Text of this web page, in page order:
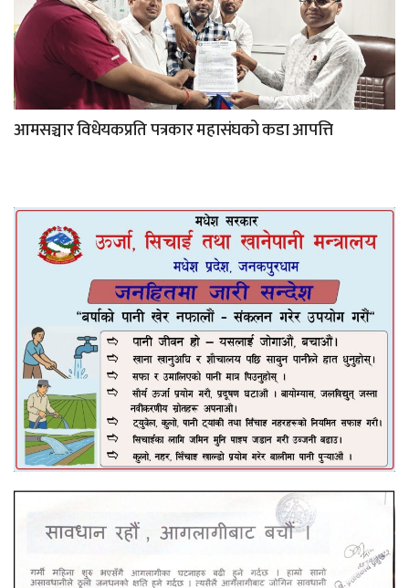
आमसञ्चार विधेयकप्रति पत्रकार महासंघको कडा आपत्ति